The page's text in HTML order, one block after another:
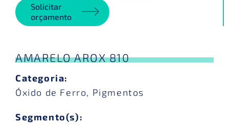
Solicitar
orçamento
AMARELO AROX 810
Categoria:
Óxido de Ferro, Pigmentos
Segmento(s):